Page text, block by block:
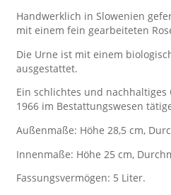
Handwerklich in Slowenien
mit einem fein gearbeiteten
Die Urne ist mit einem
ausgestattet.
Ein schlichtes und
1966 im Bestattungswesen
Außenmaße: Höhe 28,5 cm,
Innenmaße: Höhe 25 cm,
Fassungsvermögen: 5 Liter.